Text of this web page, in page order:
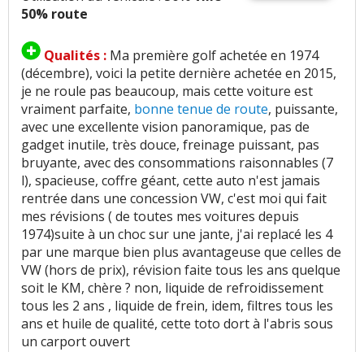
50% route
Qualités : Ma première golf achetée en 1974
(décembre), voici la petite dernière achetée en 2015,
je ne roule pas beaucoup, mais cette voiture est
vraiment parfaite, bonne tenue de route, puissante,
avec une excellente vision panoramique, pas de
gadget inutile, très douce, freinage puissant, pas
bruyante, avec des consommations raisonnables (7
l), spacieuse, coffre géant, cette auto n'est jamais
rentrée dans une concession VW, c'est moi qui fait
mes révisions ( de toutes mes voitures depuis
1974)suite à un choc sur une jante, j'ai replacé les 4
par une marque bien plus avantageuse que celles de
VW (hors de prix), révision faite tous les ans quelque
soit le KM, chère ? non, liquide de refroidissement
tous les 2 ans , liquide de frein, idem, filtres tous les
ans et huile de qualité, cette toto dort à l'abris sous
un carport ouvert